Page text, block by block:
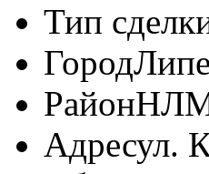
Тип
Город
Район
Адресул.